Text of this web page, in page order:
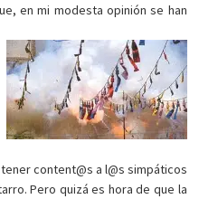
en mi modesta opinión se han
content@s a l@s simpáticos
Pero quizá es hora de que la